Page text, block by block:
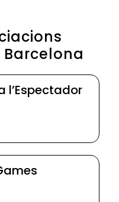
l’Espectador